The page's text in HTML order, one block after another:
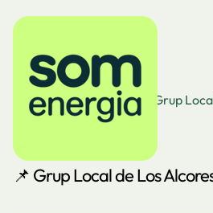
Espais de seguiment/📌 Grup
📌 Grup Local de Los